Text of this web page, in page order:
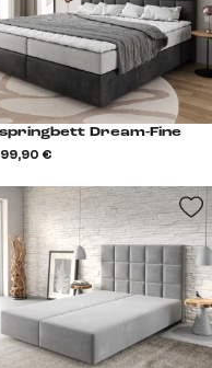
Dream-Fine
€